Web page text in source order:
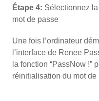
Étape 4: Sélectionnez
mot de passe
Une fois l’ordinateur
l’interface de Renee
la fonction “PassNow !”
réinitialisation du mot de